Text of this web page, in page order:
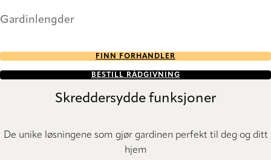
Gardinlengder
FINN FORHANDLER
BESTILL RÅDGIVNING
Skreddersydde funksjoner
De unike løsningene som gjør gardinen perfekt til deg og ditt
hjem